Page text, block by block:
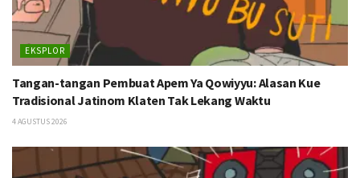
EKSPLOR
Tangan-tangan Pembuat Apem Ya Qowiyyu: Alasan Kue
Tradisional Jatinom Klaten Tak Lekang Waktu
4 AGUSTUS 2026